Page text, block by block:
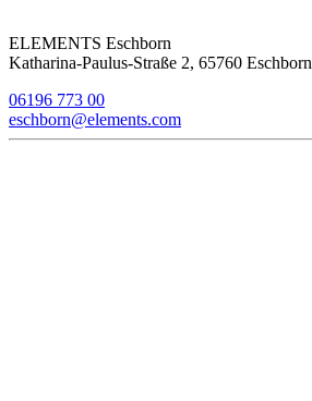
ELEMENTS Eschborn
Katharina-Paulus-Straße 2, 65760 Eschborn
06196 773 00
eschborn@elements.com